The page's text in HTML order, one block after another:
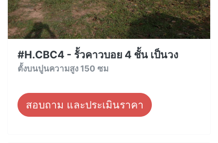
#H.CBC4 - รั้วคาวบอย 4 ชั้น เป็นวง
ตั้งบนปูนความสูง 150 ซม
สอบถาม และประเมินราคา